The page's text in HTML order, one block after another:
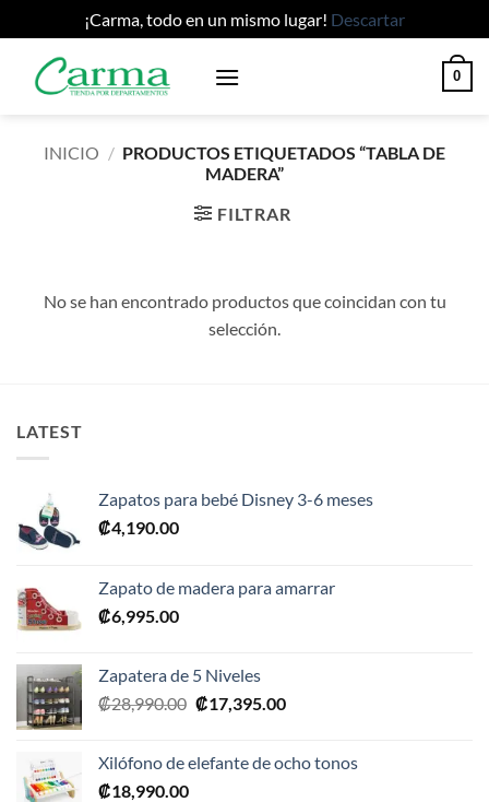
¡Carma, todo en un mismo lugar! Descartar
0
INICIO / PRODUCTOS ETIQUETADOS “TABLA DE
MADERA”
FILTRAR
No se han encontrado productos que coincidan con tu
selección.
LATEST
Zapatos para bebé Disney 3-6 meses
₡4,190.00
Zapato de madera para amarrar
₡6,995.00
Zapatera de 5 Niveles
₡28,990.00 El
era:
₡17,395.00El
es:
Xilófono de elefante de ocho tonos
₡18,990.00